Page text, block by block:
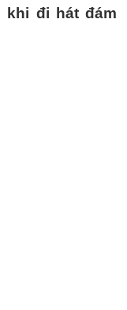
đi hát đám